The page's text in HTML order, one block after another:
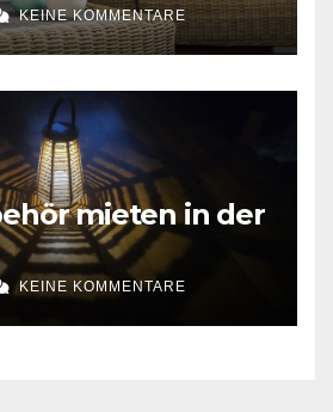
KEINE KOMMENTARE
mieten in der
KEINE KOMMENTARE